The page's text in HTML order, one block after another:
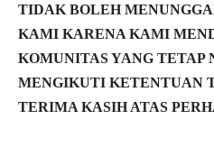
TIDAK BOLEH
KAMI KARENA KAMI
KOMUNITAS YANG TETAP
MENGIKUTI KETENTUAN
TERIMA KASIH ATAS